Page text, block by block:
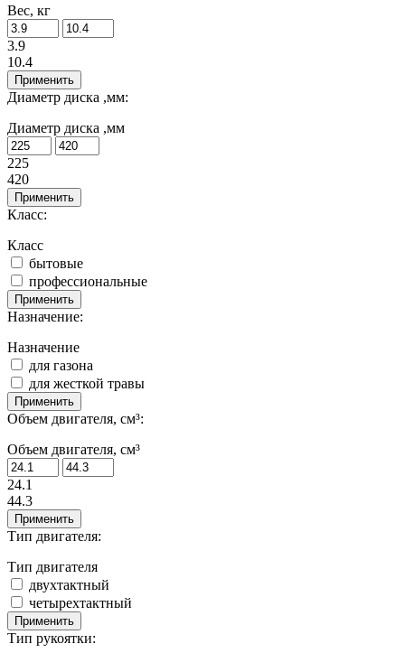
Вес, кг
3.9
10.4
Применить
Диаметр диска ,мм:
Диаметр диска ,мм
225
420
Применить
Класс:
Класс
бытовые
профессиональные
Применить
Назначение:
Назначение
для газона
для жесткой травы
Применить
Объем двигателя, см³:
Объем двигателя, см³
24.1
44.3
Применить
Тип двигателя:
Тип двигателя
двухтактный
четырехтактный
Применить
Тип рукоятки: